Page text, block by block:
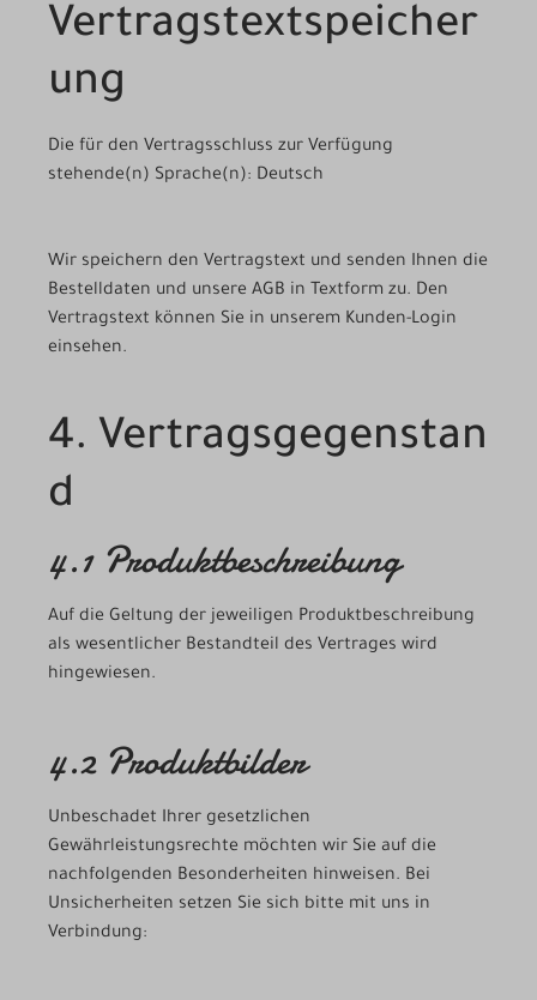
Vertragstextspeicher
ung
Die für den Vertragsschluss zur Verfügung
stehende(n) Sprache(n): Deutsch
Wir speichern den Vertragstext und senden Ihnen die
Bestelldaten und unsere AGB in Textform zu. Den
Vertragstext können Sie in unserem Kunden-Login
einsehen.
4. Vertragsgegenstan
d
4.1 Produktbeschreibung
Auf die Geltung der jeweiligen Produktbeschreibung
als wesentlicher Bestandteil des Vertrages wird
hingewiesen.
4.2 Produktbilder
Unbeschadet Ihrer gesetzlichen
Gewährleistungsrechte möchten wir Sie auf die
nachfolgenden Besonderheiten hinweisen. Bei
Unsicherheiten setzen Sie sich bitte mit uns in
Verbindung: